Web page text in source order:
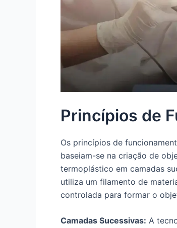
Princípios de
Os princípios de
baseiam-se na criação de
termoplástico em camadas
utiliza um filamento de
controlada para formar o
Camadas Sucessivas: A